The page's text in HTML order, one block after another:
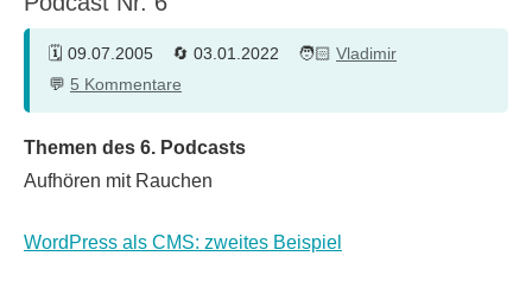
09.07.2005 03.01.2022
Vladimir
5 Kommentare
Themen des 6. Podcasts
Aufhören mit Rauchen
WordPress als CMS: zweites Beispiel